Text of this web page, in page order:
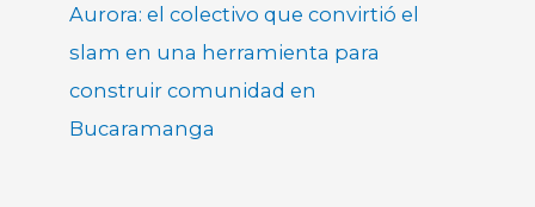
Aurora: el colectivo que convirtió el
slam en una herramienta para
construir comunidad en
Bucaramanga